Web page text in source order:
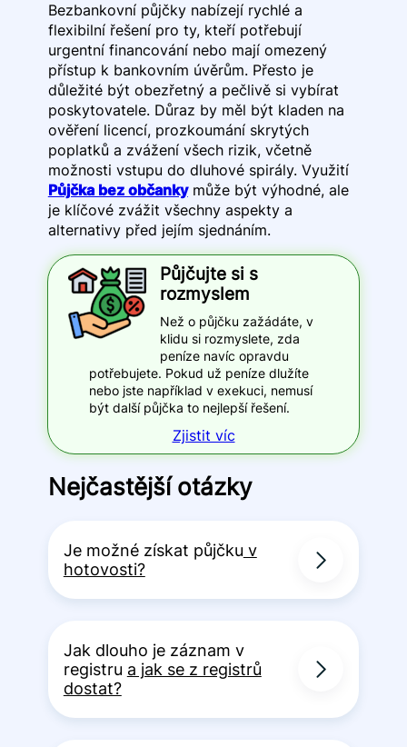
Bezbankovní půjčky nabízejí rychlé a
flexibilní řešení pro ty, kteří potřebují
urgentní financování nebo mají omezený
přístup k bankovním úvěrům. Přesto je
důležité být obezřetný a pečlivě si vybírat
poskytovatele. Důraz by měl být kladen na
ověření licencí, prozkoumání skrytých
poplatků a zvážení všech rizik, včetně
možnosti vstupu do dluhové spirály. Využití
Půjčka bez občankymůže být výhodné, ale
je klíčové zvážit všechny aspekty a
alternativy před jejím sjednáním.
Půjčujte si s
rozmyslem
Než o půjčku zažádáte, v
klidu si rozmyslete, zda
peníze navíc opravdu
potřebujete. Pokud už peníze dlužíte
nebo jste například v exekuci, nemusí
být další půjčka to nejlepší řešení.
Zjistit víc
Nejčastější otázky
Je možné získat půjčku v
hotovosti?
Jak dlouho je záznam v
registru a jak se z registrů
dostat?